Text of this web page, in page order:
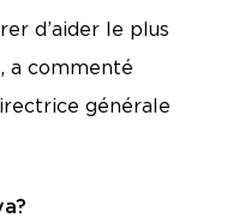
d’aider le plus
a commenté
générale
ça va?